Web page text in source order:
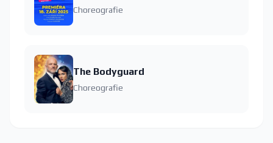
Choreografie
The Bodyguard
Choreografie